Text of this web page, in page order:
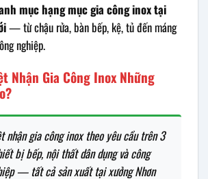
mục hạng mục gia công inox tại
— từ chậu rửa, bàn bếp, kệ, tủ đến máng
nghiệp.
Nhận Gia Công Inox Những
nhận gia công inox theo yêu cầu trên 3
bị bếp, nội thất dân dụng và công
— tất cả sản xuất tại xưởng Nhơn